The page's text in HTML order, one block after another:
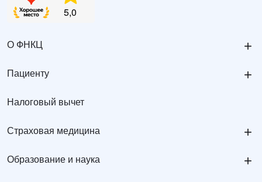
О ФНКЦ +
Пациенту +
Налоговый вычет
Страховая медицина +
Образование и наука +